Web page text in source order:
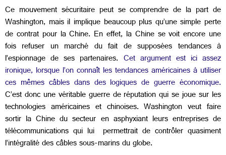
Ce mouvement sécuritaire peut se comprendre de la part de
Washington, mais il implique beaucoup plus qu’une simple perte
de contrat pour la Chine. En effet, la Chine se voit encore une
fois refuser un marché du fait de supposées tendances à
l’espionnage de ses partenaires. Cet argument est ici assez
ironique, lorsque l’on connaît les tendances américaines à utiliser
ces mêmes câbles dans des logiques de guerre économique.
C’est donc une véritable guerre de réputation qui se joue sur les
technologies américaines et chinoises. Washington veut faire
sortir la Chine du secteur en asphyxiant leurs entreprises de
télécommunications qui lui permettrait de contrôler quasiment
l’intégralité des câbles sous-marins du globe.